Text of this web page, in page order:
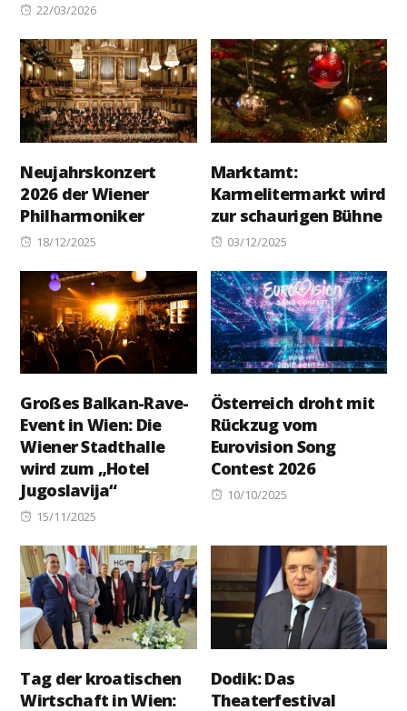
Posted
22/03/2026
Neujahrskonzert
2026 der Wiener
Philharmoniker
Posted
18/12/2025
Marktamt:
Karmelitermarkt wird
zur schaurigen Bühne
Posted
03/12/2025
Großes Balkan-Rave-
Event in Wien: Die
Wiener Stadthalle
wird zum „Hotel
Jugoslavija“
Posted
15/11/2025
Österreich droht mit
Rückzug vom
Eurovision Song
Contest 2026
Posted
10/10/2025
Tag der kroatischen
Wirtschaft in Wien:
Dodik: Das
Theaterfestival